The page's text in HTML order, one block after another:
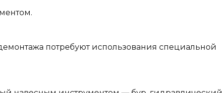
потребуют использования специальной